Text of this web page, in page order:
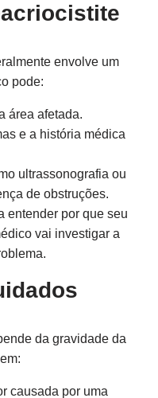
envolve um
pode:
área afetada.
e a história médica
ultrassonografia ou
de obstruções.
entender por que seu
vai investigar a
da gravidade da
causada por uma